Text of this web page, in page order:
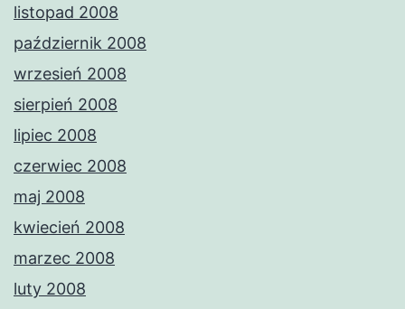
listopad 2008
październik 2008
wrzesień 2008
sierpień 2008
lipiec 2008
czerwiec 2008
maj 2008
kwiecień 2008
marzec 2008
luty 2008